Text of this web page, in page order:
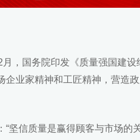
，国务院印发《质量强国建
企业家精神和工匠精神，营造
坚信质量是赢得顾客与市场的